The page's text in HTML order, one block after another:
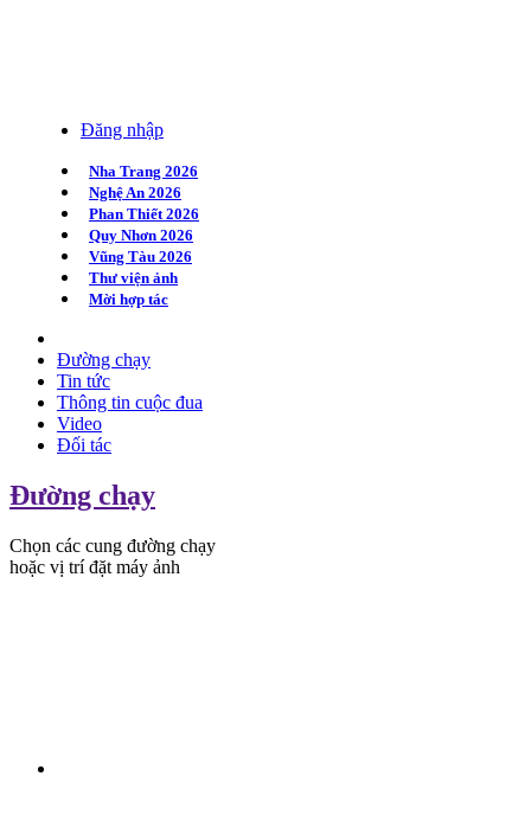
Đăng nhập
Nha Trang 2026
Nghệ An 2026
Phan Thiết 2026
Quy Nhơn 2026
Vũng Tàu 2026
Thư viện ảnh
Mời hợp tác
Đường chạy
Tin tức
Thông tin cuộc đua
Video
Đối tác
Đường chạy
Chọn các cung đường chạy
hoặc vị trí đặt máy ảnh